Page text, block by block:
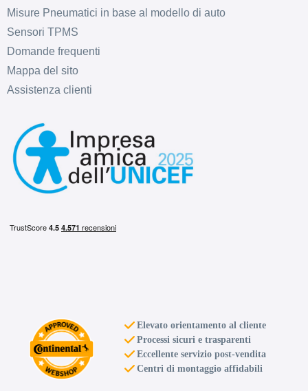
Misure Pneumatici in base al modello di auto
Sensori TPMS
Domande frequenti
Mappa del sito
Assistenza clienti
Elevato orientamento al cliente
Processi sicuri e trasparenti
Eccellente servizio post-vendita
Centri di montaggio affidabili